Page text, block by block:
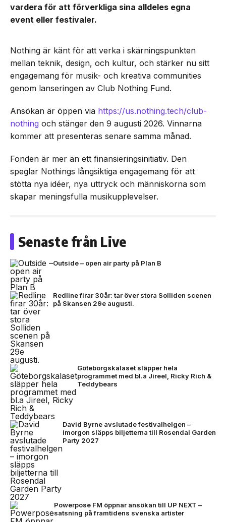
vardera för att förverkliga sina alldeles egna
event eller festivaler.
Nothing är känt för att verka i skärningspunkten
mellan teknik, design, och kultur, och stärker nu sitt
engagemang för musik- och kreativa communities
genom lanseringen av Club Nothing Fund.
Ansökan är öppen via https://us.nothing.tech/club-
nothing och stänger den 9 augusti 2026. Vinnarna
kommer att presenteras senare samma månad.
Fonden är mer än ett finansieringsinitiativ. Den
speglar Nothings långsiktiga engagemang för att
stötta nya idéer, nya uttryck och människorna som
skapar meningsfulla musikupplevelser.
Senaste från Live
Outside – open air party på Plan B
Redline firar 30år: tar över stora Solliden scenen
på Skansen 29e augusti.
Göteborgskalaset släpper hela
programmet med bl.a Jireel, Ricky Rich &
Teddybears
David Byrne avslutade festivalhelgen –
imorgon släpps biljetterna till Rosendal Garden
Party 2027
Powerpose FM öppnar ansökan till UP NEXT –
satsning på framtidens svenska artister